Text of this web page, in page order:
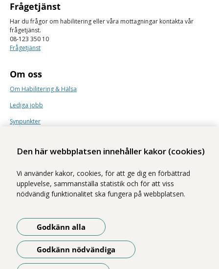
Den här webbplatsen innehåller kakor (cookies)
Vi använder kakor, cookies, för att ge dig en förbättrad
upplevelse, sammanställa statistik och för att viss
nödvändig funktionalitet ska fungera på webbplatsen.
Godkänn alla
Godkänn nödvändiga
Frågetjänst
Har du frågor om habilitering eller våra mottagningar kontakta vår
frågetjänst.
08-123 350 10
Frågetjänst
Om oss
Om Habilitering & Hälsa
Lediga jobb
Synpunkter
Samtliga bilder på webbplatsen är tagna av fotograf Yanan Li om inget
annat namn anges.
Om webbplatsen